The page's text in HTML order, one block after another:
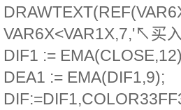
VAR6X<VAR1X,7,'↖买
DIF1 :=
DEA1 := EMA(DIF1,9);